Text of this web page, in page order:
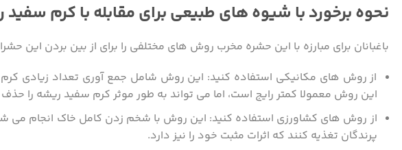
نحوه برخورد با شیوه های طبیعی برای مقابله با کرم
باغبانان برای مبارزه با این حشره مخرب روش های مختلفی را برای از بین بردن این
از روش های مکانیکی استفاده کنید: این روش شامل جمع آوری تعداد زیادی
این روش معمولا کمتر رایج است، اما می تواند به طور موثر کرم سفید ریشه را
از روش های کشاورزی استفاده کنید: این روش با شخم زدن کامل خاک انجام می
پرندگان تغذیه کنند که اثرات مثبت خود را نیز دارد.